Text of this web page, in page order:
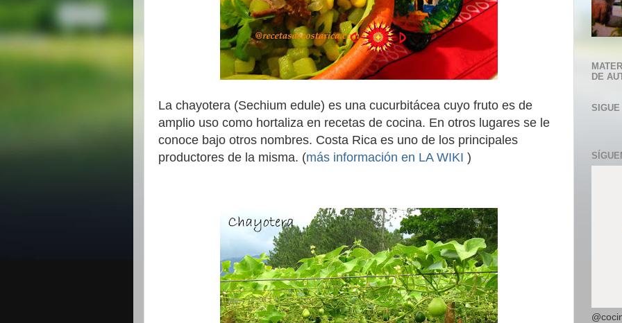
La chayotera (Sechium edule) es una cucurbitácea cuyo fruto es de
amplio uso como hortaliza en recetas de cocina. En otros lugares se le
conoce bajo otros nombres. Costa Rica es uno de los principales
productores de la misma. (más información en LA WIKI )
DE